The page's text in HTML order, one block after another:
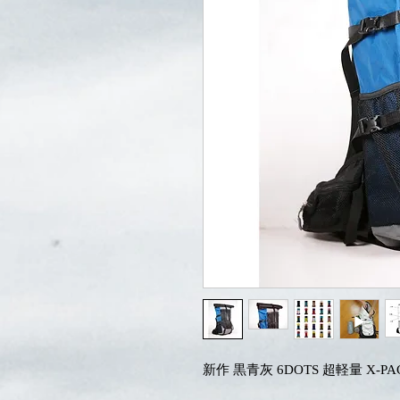
新作 黒青灰 6DOTS 超軽量 X-